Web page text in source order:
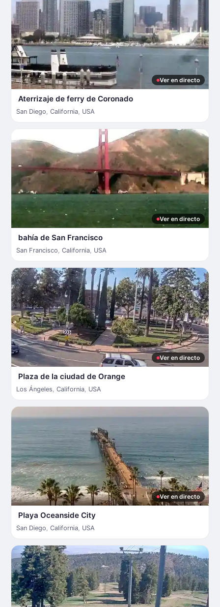
Ver en directo
Aterrizaje de ferry de Coronado
San Diego, California, USA
Ver en directo
bahía de San Francisco
San Francisco, California, USA
Ver en directo
Plaza de la ciudad de Orange
Los Ángeles, California, USA
Ver en directo
Playa Oceanside City
San Diego, California, USA